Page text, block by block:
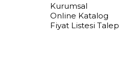
Kurumsal
Online Katalog
Fiyat Listesi Talep